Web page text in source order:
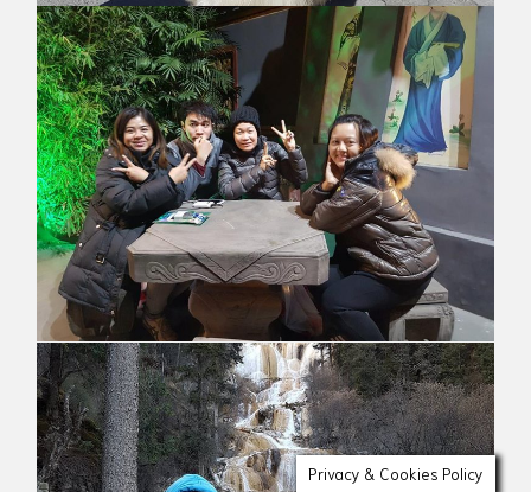
Privacy & Cookies Policy